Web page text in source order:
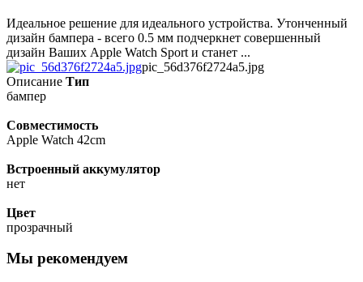
Идеальное решение для идеального устройства. Утонченный
дизайн бампера - всего 0.5 мм подчеркнет совершенный
дизайн Ваших Apple Watch Sport и станет ...
pic_56d376f2724a5.jpg
Описание Тип
бaмпер
Совместимость
Apple Watch 42cm
Встроенный аккумулятор
нет
Цвет
прозрачный
Мы рекомендуем